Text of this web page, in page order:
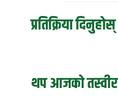
प्रतिक्रिया दिनुहोस्
थप आजको तस्वीर